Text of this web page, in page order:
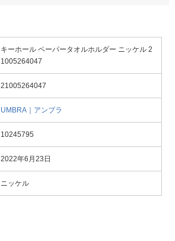
キーホール ペーパータオルホルダー ニッケル 2
1005264047
21005264047
UMBRA｜アンブラ
10245795
2022年6月23日
ニッケル